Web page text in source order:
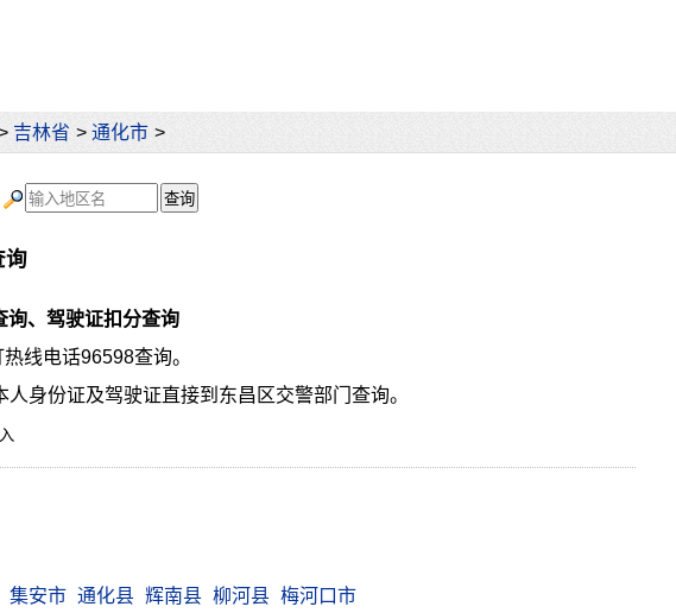
吉林省 > 通化市 >
询
询、驾驶证扣分查询
线电话96598查询。
人身份证及驾驶证直接到东昌区交警部门查询。
集安市 通化县 辉南县 柳河县 梅河口市